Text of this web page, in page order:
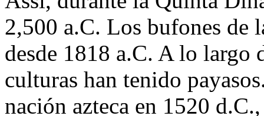
2,500 a.C. Los bufones de
desde 1818 a.C. A lo largo
culturas han tenido
nación azteca en 1520